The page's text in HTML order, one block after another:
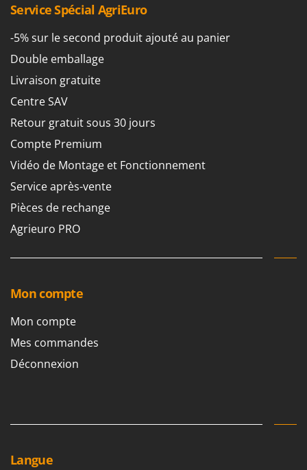
Wolf Garten
Y Yard Force
Z
Zanon
Zephir
ZGrills
Zodiac
Zomax
Service Spécial AgriEuro
-5% sur le second produit ajouté au panier
Double emballage
Livraison gratuite
Centre SAV
Retour gratuit sous 30 jours
Compte Premium
Vidéo de Montage et Fonctionnement
Service après-vente
Pièces de rechange
Agrieuro PRO
Mon compte
Mon compte
Mes commandes
Déconnexion
Langue